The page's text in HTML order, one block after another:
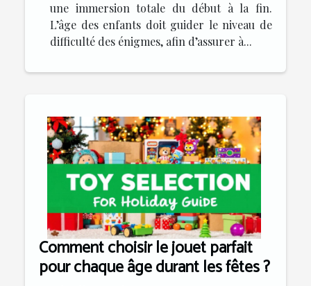
une immersion totale du début à la fin.
L’âge des enfants doit guider le niveau de
difficulté des énigmes, afin d’assurer à...
Comment choisir le jouet parfait
pour chaque âge durant les fêtes ?